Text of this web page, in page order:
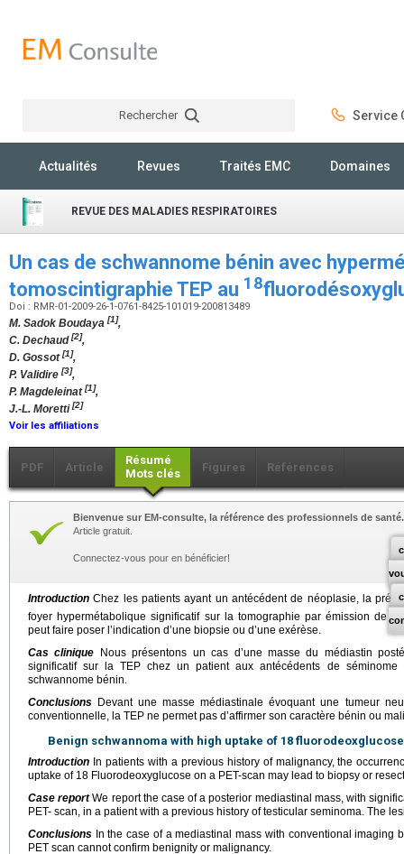
Rechercher Service
Actualités Revues Traités EMC Domaines
REVUE DES MALADIES RESPIRATOIRES
Un cas de schwannome bénin avec
tomoscintigraphie TEP au 18
Doi : RMR-01-2009-26-1-0761-8425-101019-200813489
M. Sadok Boudaya [1],
C. Dechaud[2],
D. Gossot[1],
P. Validire [3],
P. Magdeleinat[1],
J.-L. Moretti[2]
Voir les affiliations
PDF Article
Résumé
Mots clés
Figures Références
Bienvenue sur EM-consulte, la référence des professionnels de santé.
Article gratuit.
Connectez-vous pour en bénéficier!
Introduction Chez les patients ayant un antécédent de néoplasie, la
foyer hypermétabolique significatif sur la tomographie par émission de
peut faire poser l’indication d’une biopsie ou d’une exérèse.
Cas clinique Nous présentons un cas d’une masse du médiastin
significatif sur la TEP chez un patient aux antécédents de
schwannome bénin.
Conclusions Devant une masse médiastinale évoquant une tumeur
conventionnelle, la TEP ne permet pas d’affirmer son caractère bénin ou
Benign schwannoma with high uptake of 18 fluorodeoxglucose
Introduction In patients with a previous history of malignancy, the
uptake of 18 Fluorodeoxyglucose on a PET-scan may lead to biopsy or
Case reportWe report the case of a posterior mediastinal mass, with
PET- scan, in a patient with a previous history of testicular seminoma. The
Conclusions In the case of a mediastinal mass with conventional imaging
PET scan cannot confirm benignity or malignancy.